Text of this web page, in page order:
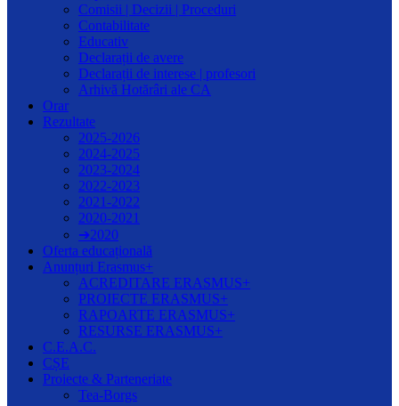
Comisii | Decizii | Proceduri
Contabilitate
Educativ
Declarații de avere
Declarații de interese | profesori
Arhivă Hotărâri ale CA
Orar
Rezultate
2025-2026
2024-2025
2023-2024
2022-2023
2021-2022
2020-2021
➔2020
Oferta educațională
Anunțuri Erasmus+
ACREDITARE ERASMUS+
PROIECTE ERASMUS+
RAPOARTE ERASMUS+
RESURSE ERASMUS+
C.E.A.C.
CȘE
Proiecte & Parteneriate
Tea-Borgs